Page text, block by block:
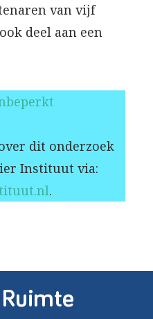
van vijf
deel aan een
dit onderzoek
Instituut via:
.